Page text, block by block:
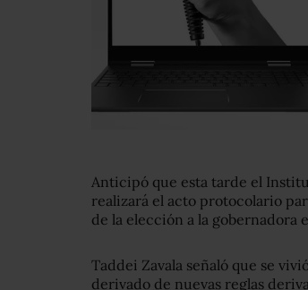
Anticipó que esta tarde el
realizará el acto protocolario
de la elección a la gobernadora
Taddei Zavala señaló que se
derivado de nuevas reglas